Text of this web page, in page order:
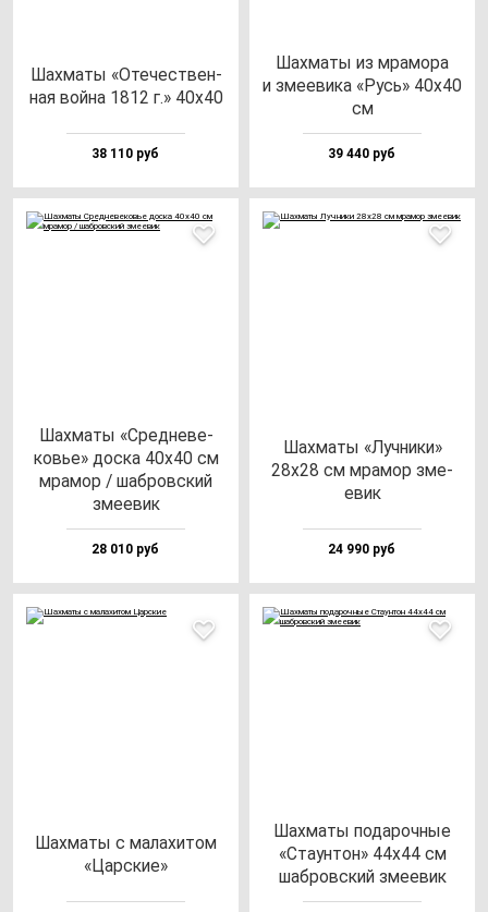
Шах­ма­ты «Оте­чес­твен­
ная вой­на 1812 г.» 40х40
38 110 руб
Шах­ма­ты из мра­мо­ра
и зме­еви­ка «Русь» 40х40
см
39 440 руб
Шах­ма­ты «Сред­не­ве­
ковье» дос­ка 40х40 см
мра­мор / шаб­ров­ский
зме­евик
28 010 руб
Шах­ма­ты «Луч­ни­ки»
28х28 см мра­мор зме­
евик
24 990 руб
Шах­ма­ты с ма­ла­хи­том
«Цар­ские»
Шах­ма­ты по­да­роч­ные
«Ста­ун­тон» 44х44 см
шаб­ров­ский зме­евик